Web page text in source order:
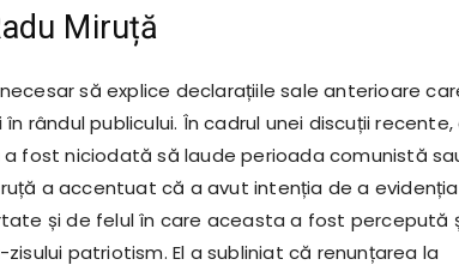
Miruță
să explice declarațiile sale anterioare
rândul publicului. În cadrul unei discuții recente,
fost niciodată să laude perioada comunistă
a accentuat că a avut intenția de a evidenția
și de felul în care aceasta a fost percepută
patriotism. El a subliniat că renunțarea la